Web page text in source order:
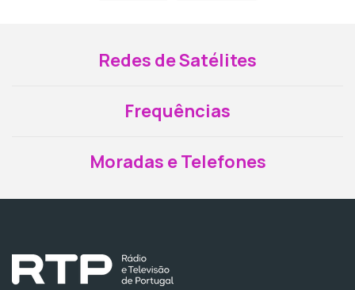
Redes de Satélites
Frequências
Moradas e Telefones